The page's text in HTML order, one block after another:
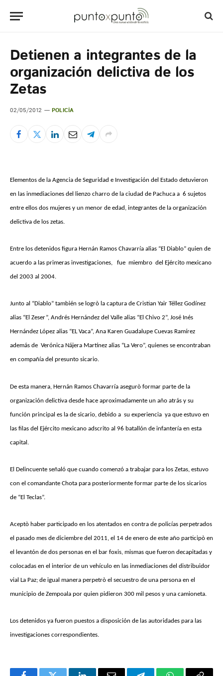
Detienen a integrantes de la
organización delictiva de los
Zetas
02/05/2012 POLICÍA
Elementos de la Agencia de Seguridad e Investigación del Estado detuvieron
en las inmediaciones del lienzo charro de la ciudad de Pachuca a 6 sujetos
entre ellos dos mujeres y un menor de edad, integrantes de la organización
delictiva de los zetas.
Entre los detenidos figura Hernán Ramos Chavarría alias “El Diablo” quien de
acuerdo a las primeras investigaciones, fue miembro del Ejército mexicano
del 2003 al 2004.
Junto al “Diablo” también se logrò la captura de Cristian Yair Téllez Godínez
alias “El Zeser”, Andrés Hernández del Valle alias “El Chivo 2”, José Inés
Hernández López alias “EL Vaca”, Ana Karen Guadalupe Cuevas Ramírez
además de Verónica Nájera Martínez alias “La Vero”, quienes se encontraban
en compañía del presunto sicario.
De esta manera, Hernán Ramos Chavarría asegurò formar parte de la
organización delictiva desde hace aproximadamente un año atrás y su
función principal es la de sicario, debido a su experiencia ya que estuvo en
las filas del Ejército mexicano adscrito al 96 batallón de infantería en esta
capital.
El Delincuente señaló que cuando comenzó a trabajar para los Zetas, estuvo
con el comandante Chota para posteriormente formar parte de los sicarios
de “El Teclas”.
Aceptò haber participado en los atentados en contra de policías perpetrados
el pasado mes de diciembre del 2011, el 14 de enero de este año participò en
el levantón de dos personas en el bar foxis, mismas que fueron decapitadas y
colocadas en el interior de un vehículo en las inmediaciones del distribuidor
vial La Paz; de igual manera perpetrò el secuestro de una persona en el
municipio de Zempoala por quien pidieron 300 mil pesos y una camioneta.
Los detenidos ya fueron puestos a disposición de las autoridades para las
investigaciones correspondientes.